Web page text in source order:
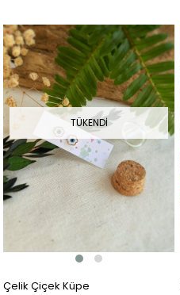
TÜKENDI
Çelik Çiçek Küpe